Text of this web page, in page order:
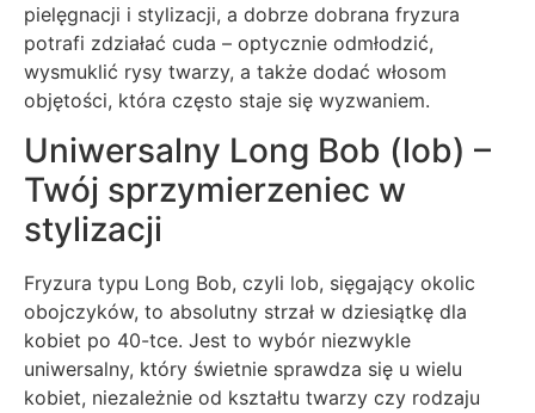
pielęgnacji i stylizacji, a dobrze dobrana fryzura
potrafi zdziałać cuda – optycznie odmłodzić,
wysmuklić rysy twarzy, a także dodać włosom
objętości, która często staje się wyzwaniem.
Uniwersalny Long Bob (lob) –
Twój sprzymierzeniec w
stylizacji
Fryzura typu Long Bob, czyli lob, sięgający okolic
obojczyków, to absolutny strzał w dziesiątkę dla
kobiet po 40-tce. Jest to wybór niezwykle
uniwersalny, który świetnie sprawdza się u wielu
kobiet, niezależnie od kształtu twarzy czy rodzaju